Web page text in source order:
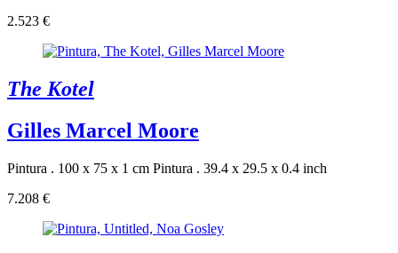
2.523 €
The Kotel
Gilles Marcel Moore
Pintura . 100 x 75 x 1 cm Pintura . 39.4 x 29.5 x 0.4 inch
7.208 €